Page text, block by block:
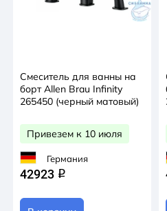
Смеситель для ванны на
борт Allen Brau Infinity
265450 (черный матовый)
Привезем к 10 июля
Германия
42923 q